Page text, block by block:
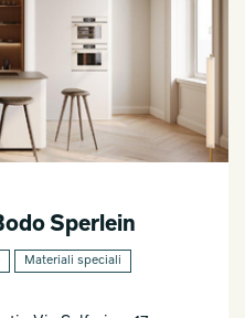
Sperlein
Materiali speciali